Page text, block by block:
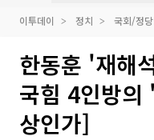
이투데이 정치 국회/정당
한동훈 '재해
국힘 4인방
상인가]